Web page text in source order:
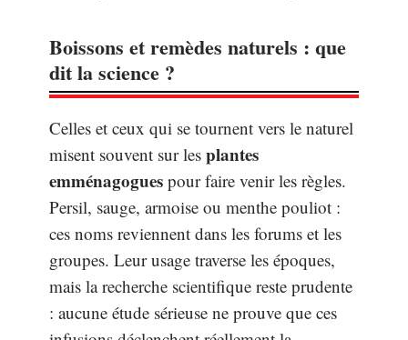
Boissons et remèdes naturels : que
dit la science ?
Celles et ceux qui se tournent vers le naturel
misent souvent sur les plantes
emménagogues pour faire venir les règles.
Persil, sauge, armoise ou menthe pouliot :
ces noms reviennent dans les forums et les
groupes. Leur usage traverse les époques,
mais la recherche scientifique reste prudente
: aucune étude sérieuse ne prouve que ces